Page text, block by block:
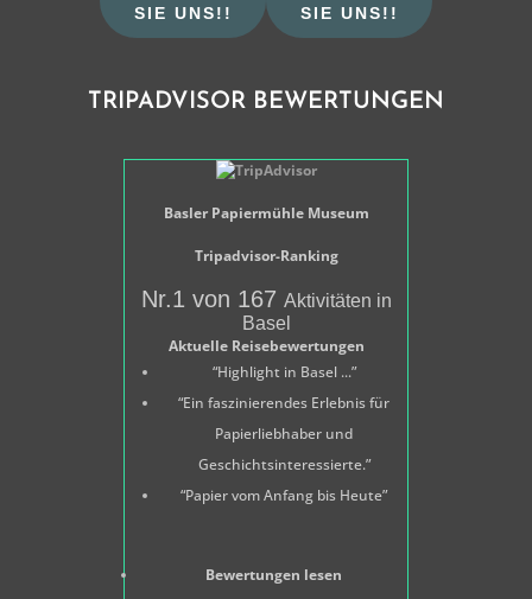
SIE UNS!!
SIE UNS!!
TRIPADVISOR BEWERTUNGEN
Basler Papiermühle Museum
Tripadvisor-Ranking
Nr.1 von 167 Aktivitäten in
Basel
Aktuelle Reisebewertungen
“Highlight in Basel ...”
“Ein faszinierendes Erlebnis für
Papierliebhaber und
Geschichtsinteressierte.”
“Papier vom Anfang bis Heute”
Bewertungen lesen